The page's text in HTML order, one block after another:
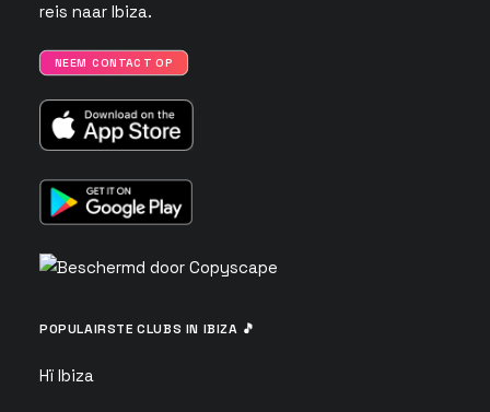
reis naar Ibiza.
NEEM CONTACT OP
POPULAIRSTE CLUBS IN IBIZA 🎵
Hï Ibiza